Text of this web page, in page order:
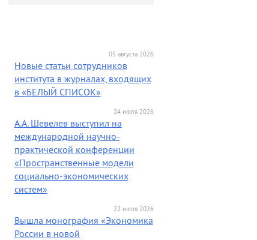
05 августа 2026
Новые статьи сотрудников
института в журналах, входящих
в «БЕЛЫЙ СПИСОК»
24 июля 2026
А.А. Шевелев выступил на
международной научно-
практической конференции
«Пространственные модели
социально-экономических
систем»
22 июля 2026
Вышла монография «Экономика
России в новой